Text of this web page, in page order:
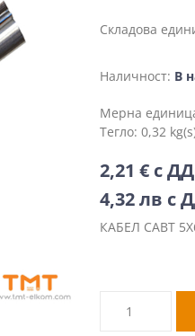
Складова
Наличност: В
Мерна
Тегло:0,32
2,21 € с
4,32 лв с
КАБЕЛ САВТ